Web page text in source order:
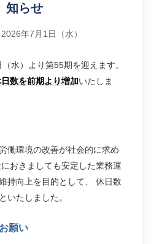
知らせ
年7月1日（水）
水）より第55期を迎えます。
数を前期より増加いたしま
働環境の改善が社会的に求め
おきましても安定した業務運
持向上を目的として、 休日数
いたしました。
願い